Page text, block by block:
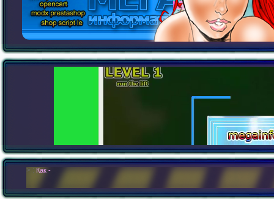
> : Как устроен сайт изнутри ? Как создать свой сайт-